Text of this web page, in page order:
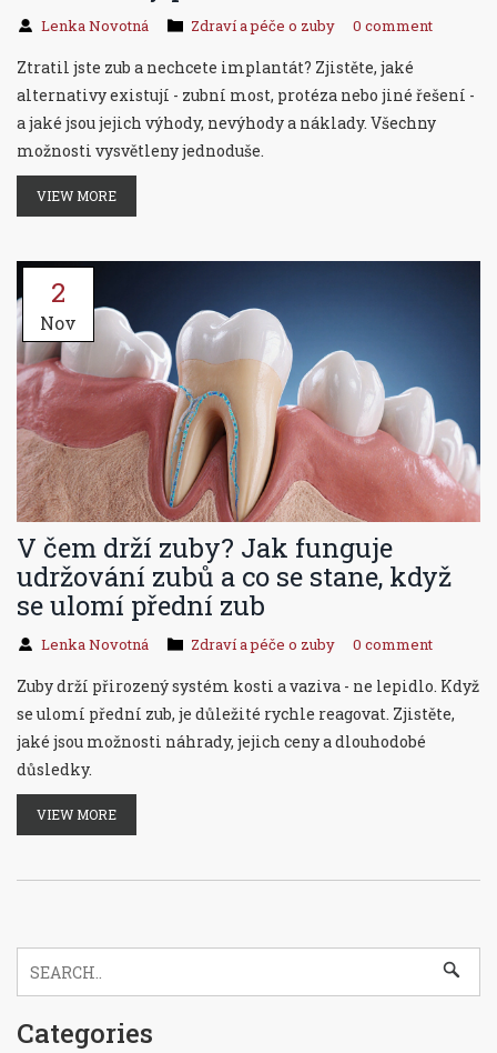
Lenka Novotná Zdraví a péče o zuby 0 comment
Ztratil jste zub a nechcete implantát? Zjistěte, jaké
alternativy existují - zubní most, protéza nebo jiné řešení -
a jaké jsou jejich výhody, nevýhody a náklady. Všechny
možnosti vysvětleny jednoduše.
VIEW MORE
2
Nov
V čem drží zuby? Jak funguje
udržování zubů a co se stane, když
se ulomí přední zub
Lenka Novotná Zdraví a péče o zuby 0 comment
Zuby drží přirozený systém kosti a vaziva - ne lepidlo. Když
se ulomí přední zub, je důležité rychle reagovat. Zjistěte,
jaké jsou možnosti náhrady, jejich ceny a dlouhodobé
důsledky.
VIEW MORE
Categories